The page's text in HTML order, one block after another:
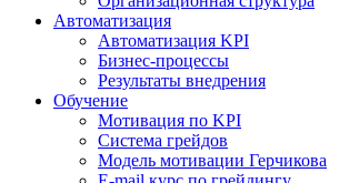
Автоматизация
Автоматизация KPI
Бизнес-процессы
Результаты внедрения
Обучение
Мотивация по KPI
Система грейдов
Модель мотивации Герчикова